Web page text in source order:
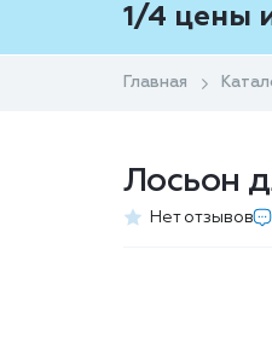
1/4 цены
Главная
Лосьон
Нет отзывов